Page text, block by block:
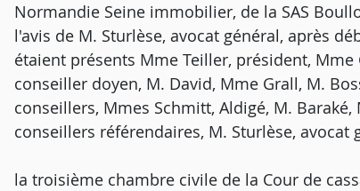
Normandie Seine immobilier, de la SAS
l'avis de M. Sturlèse, avocat général, après
étaient présents Mme Teiller, président,
conseiller doyen, M. David, Mme Grall, M.
conseillers, Mmes Schmitt, Aldigé, M.
conseillers référendaires, M. Sturlèse,
la troisième chambre civile de la Cour de